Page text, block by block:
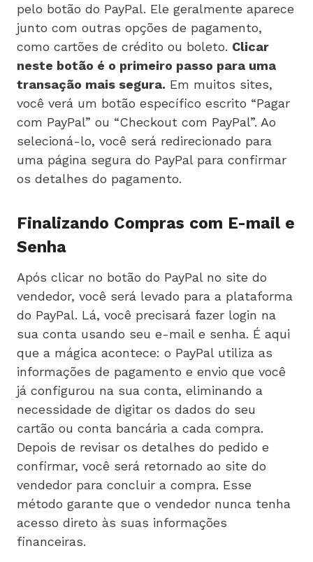
pelo botão do PayPal. Ele geralmente aparece
junto com outras opções de pagamento,
como cartões de crédito ou boleto. Clicar
neste botão é o primeiro passo para uma
transação mais segura. Em muitos sites,
você verá um botão específico escrito “Pagar
com PayPal” ou “Checkout com PayPal”. Ao
selecioná-lo, você será redirecionado para
uma página segura do PayPal para confirmar
os detalhes do pagamento.
Finalizando Compras com E-mail e
Senha
Após clicar no botão do PayPal no site do
vendedor, você será levado para a plataforma
do PayPal. Lá, você precisará fazer login na
sua conta usando seu e-mail e senha. É aqui
que a mágica acontece: o PayPal utiliza as
informações de pagamento e envio que você
já configurou na sua conta, eliminando a
necessidade de digitar os dados do seu
cartão ou conta bancária a cada compra.
Depois de revisar os detalhes do pedido e
confirmar, você será retornado ao site do
vendedor para concluir a compra. Esse
método garante que o vendedor nunca tenha
acesso direto às suas informações
financeiras.